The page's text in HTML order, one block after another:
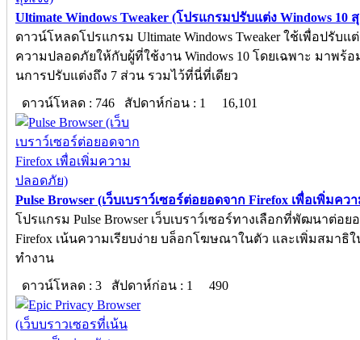
Ultimate Windows Tweaker (โปรแกรมปรับแต่ง Windows 10 สุ
ดาวน์โหลดโปรแกรม Ultimate Windows Tweaker ใช้เพื่อปรับแ
ความปลอดภัยให้กับผู้ที่ใช้งาน Windows 10 โดยเฉพาะ มาพร้
นการปรับแต่งถึง 7 ส่วน รวมไว้ที่นี่ที่เดียว
ดาวน์โหลด : 746 สัปดาห์ก่อน : 1
16,101
Pulse Browser (เว็บเบราว์เซอร์ต่อยอดจาก Firefox เพื่อเพิ่มค
โปรแกรม Pulse Browser เว็บเบราว์เซอร์ทางเลือกที่พัฒนาต่อย
Firefox เน้นความเรียบง่าย บล็อกโฆษณาในตัว และเพิ่มสมาธิใ
ทำงาน
ดาวน์โหลด : 3 สัปดาห์ก่อน : 1
490